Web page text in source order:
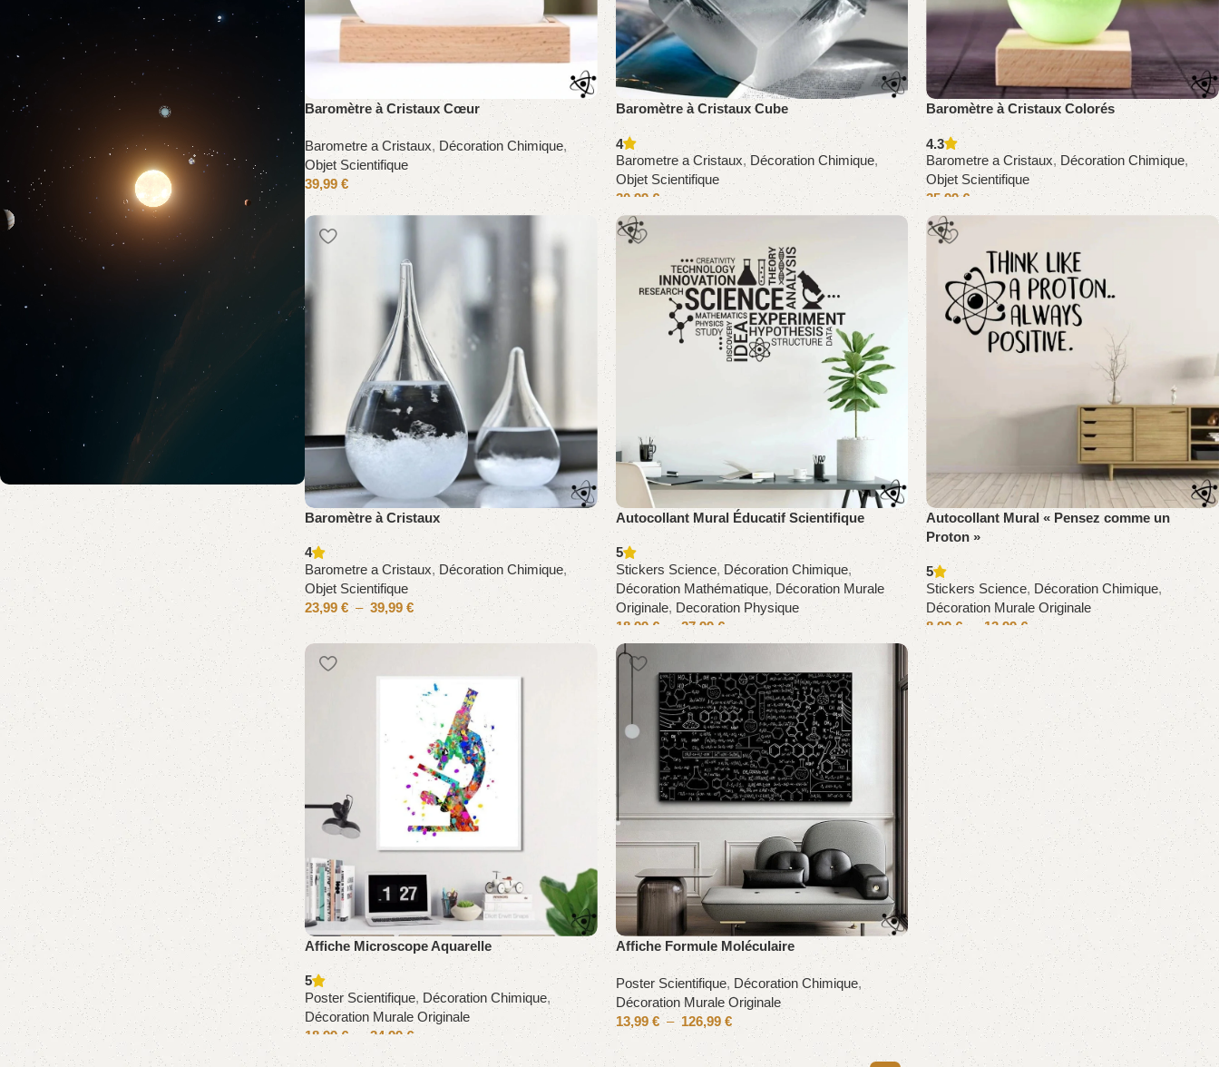
OFFRE DE BIENVENUE
10% OFF
Préparez des idées cadeaux inoubliables : 25%
sur notre sélection spéciale Soldes et 10% de
remise sur tout le site avec le code SCIENCE10.
Baromètre à Cristaux Cœur
Barometre a Cristaux,Décoration Chimique,
Objet Scientifique
39,99 €
Baromètre à Cristaux Cube
4
Barometre a Cristaux, Décoration Chimique,
Objet Scientifique
30,99 €
Baromètre à Cristaux Colorés
4.3
Barometre a Cristaux, Décoration Chimique,
Objet Scientifique
35,99€
Baromètre à Cristaux
4
Barometre a Cristaux,Décoration Chimique,
Objet Scientifique
23,99 € – 39,99 €
Autocollant Mural Éducatif Scientifique
5
Stickers Science,Décoration Chimique,
Décoration Mathématique,Décoration Murale
Originale, Decoration Physique
18,99 € – 27,99 €
Autocollant Mural « Pensez comme un
Proton »
5
Stickers Science, Décoration Chimique,
Décoration Murale Originale
8,99€ – 13,99€
Affiche Microscope Aquarelle
5
Poster Scientifique, Décoration Chimique,
Décoration Murale Originale
18,99€ – 34,99€
Affiche Formule Moléculaire
Poster Scientifique, Décoration Chimique,
Décoration Murale Originale
13,99€ – 126,99 €